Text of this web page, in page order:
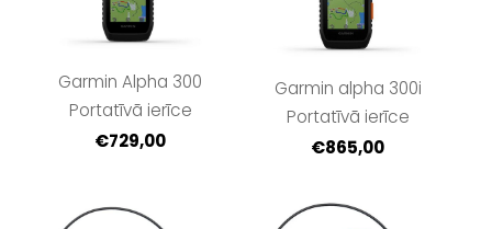
Garmin Alpha 300
Portatīvā ierīce
€729,00
Garmin alpha 300i
Portatīvā ierīce
€865,00